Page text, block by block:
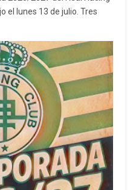
el lunes 13 de julio. Tres